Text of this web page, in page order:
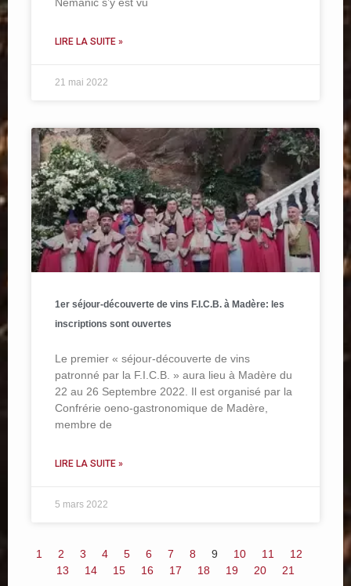
LIRE LA SUITE »
21 mai 2022
1er séjour-découverte de vins F.I.C.B. à Madère: les
inscriptions sont ouvertes
Le premier « séjour-découverte de vins
patronné par la F.I.C.B. » aura lieu à Madère du
22 au 26 Septembre 2022. Il est organisé par la
Confrérie oeno-gastronomique de Madère,
membre de
LIRE LA SUITE »
5 mars 2022
1 2 3 4 5 6 7 8 9 10 11
12
13
14 15 16 17 18 19 20 21